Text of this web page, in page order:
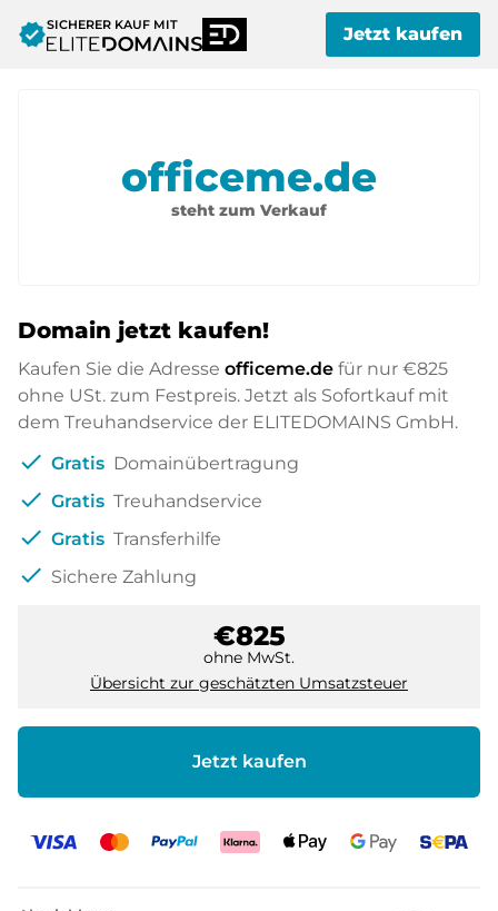
verifiedSICHERER KAUF MIT Jetzt kaufen
officeme.de
steht zum Verkauf
Domain jetzt kaufen!
Kaufen Sie die Adresse officeme.de für nur €825
ohne USt. zum Festpreis. Jetzt als Sofortkauf mit
dem Treuhandservice der ELITEDOMAINS GmbH.
check Gratis Domainübertragung
check Gratis Treuhandservice
check Gratis Transferhilfe
check Sichere Zahlung
€825
ohne MwSt.
Übersicht zur geschätzten Umsatzsteuer
Jetzt kaufen